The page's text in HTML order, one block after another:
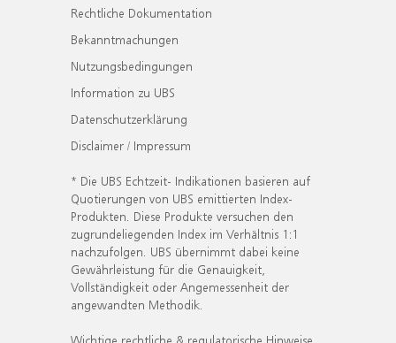
Rechtliche Dokumentation
Bekanntmachungen
Nutzungsbedingungen
Information zu UBS
Datenschutzerklärung
Disclaimer / Impressum
* Die UBS Echtzeit- Indikationen basieren auf
Quotierungen von UBS emittierten Index-
Produkten. Diese Produkte versuchen den
zugrundeliegenden Index im Verhältnis 1:1
nachzufolgen. UBS übernimmt dabei keine
Gewährleistung für die Genauigkeit,
Vollständigkeit oder Angemessenheit der
angewandten Methodik.